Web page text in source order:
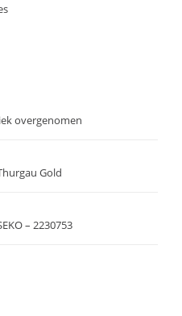
overgenomen
Gold
– 2230753